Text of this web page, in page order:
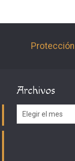
Archivos
Archivos